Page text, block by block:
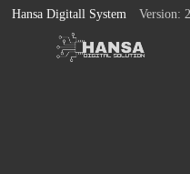
Hansa Digitall System Version: